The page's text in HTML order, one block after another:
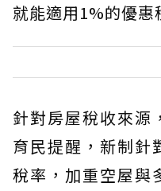
就能適用1%的優惠
針對房屋稅收來源
育民提醒，新制針
稅率，加重空屋與